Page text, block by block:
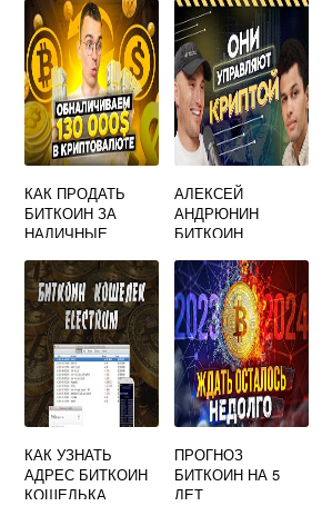
КАК ПРОДАТЬ
БИТКОИН ЗА
НАЛИЧНЫЕ
АЛЕКСЕЙ
АНДРЮНИН
БИТКОИН
КАК УЗНАТЬ
АДРЕС БИТКОИН
КОШЕЛЬКА
ПРОГНОЗ
БИТКОИН НА 5
ЛЕТ